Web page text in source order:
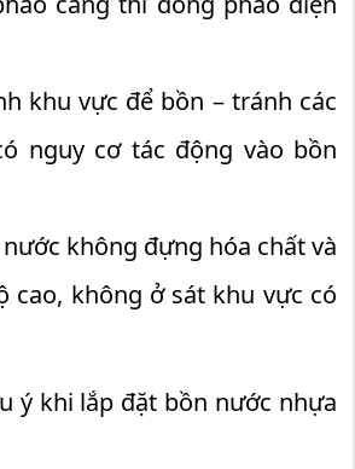
khu vực để bồn – tránh các
nguy cơ tác động vào bồn
không đựng hóa chất và
cao, không ở sát khu vực có
ý khi lắp đặt bồn nước nhựa